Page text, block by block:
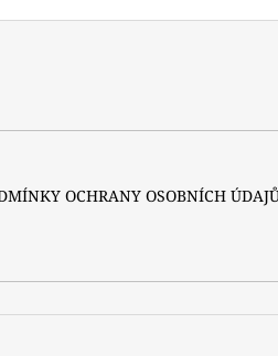
OCHRANY OSOBNÍCH